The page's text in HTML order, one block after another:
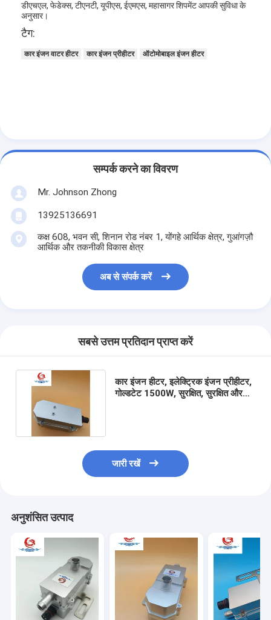
होम
एक बोली का अनुरोध
इलेक्ट्रिक इंजन प्रीहीटर
इंजन शीतलता प्रीहीटर
स्टोरेज बैटरी चार्जर
इंजन हीटर केबल
इंजन हीटर प्लग
डीएचएल, फेडेक्स, टीएनटी, यूपीएस, ईएमएस, महासागर शिपमेंट आपकी सुविधा के
अनुसार।
टैग:
कार इंजन वाटर हीटर कार इंजन प्रीहीटर ऑटोमोबाइल इंजन हीटर
सम्पर्क करने का विवरण
Mr. Johnson Zhong
13925136691
कक्ष 608, भवन सी, शिनान रोड नंबर 1, योंगहे आर्थिक क्षेत्र, गुआंगज़ौ
आर्थिक और तकनीकी विकास क्षेत्र
अब से संपर्क करें
सबसे उत्तम प्रतिदान प्राप्त करें
कार इंजन हीटर, इलेक्ट्रिक इंजन प्रीहीटर,
गोल्डटेट 1500W, सुरक्षित, सुरक्षित और
जारी रखें
अनुशंसित उत्पाद